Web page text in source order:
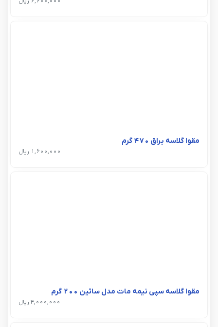
مقوا گلاسه براق 470 گرم
1,600,000 ریال
مقوا گلاسه سپی نیمه مات مدل ساتین 200 گرم
4,000,000 ریال